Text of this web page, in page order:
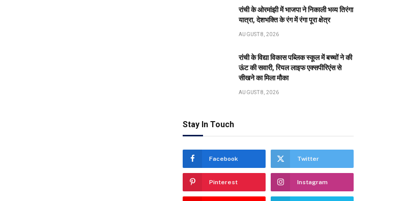
रांची के ओरमांझी में भाजपा ने निकाली भव्य तिरंगा
यात्रा, देशभक्ति के रंग में रंगा पूरा क्षेत्र
AUGUST 8, 2026
रांची के विद्या विकास पब्लिक स्कूल में बच्चों ने की
ऊंट की सवारी, रियल लाइफ एक्सपीरिएंस से
सीखने का मिला मौका
AUGUST 8, 2026
Stay In Touch
Facebook Twitter
Pinterest Instagram